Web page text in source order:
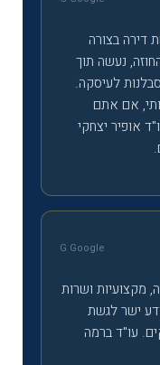
דירה בצורה
נעשה תוך
לעיסקה.
אם אתם
אופיר יצחקי
G Google
מקצועיות ושרות
ישר לגשת
עו"ד ברמה